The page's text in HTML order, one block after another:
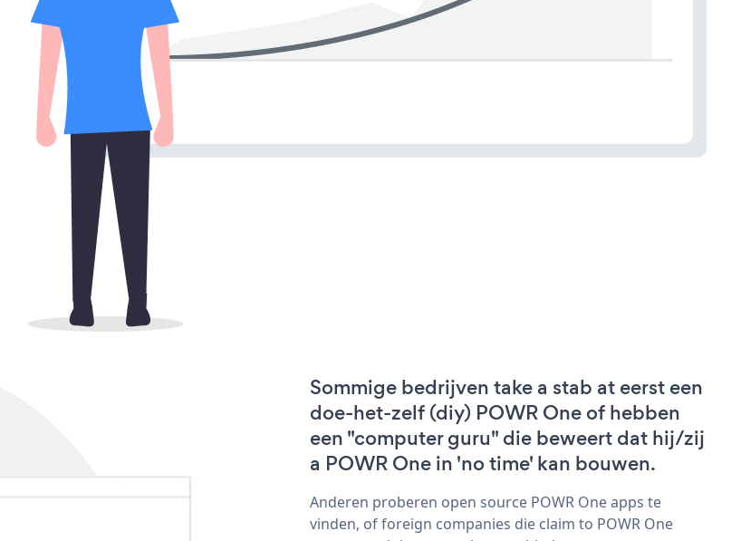
Sommige bedrijven take a stab at eerst een
doe-het-zelf (diy) POWR One of hebben
een "computer guru" die beweert dat hij/zij
a POWR One in 'no time' kan bouwen.
Anderen proberen open source POWR One apps te
vinden, of foreign companies die claim to POWR One